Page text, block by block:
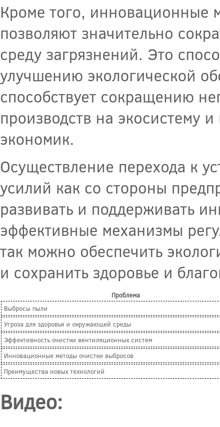
Кроме того, инновационные
позволяют значительно
среду загрязнений. Это
улучшению экологической
способствует сокращению
производств на экосистему
экономик.
Осуществление перехода к
усилий как со стороны
развивать и поддерживать
эффективные механизмы
так можно обеспечить
и сохранить здоровье и
Проблема
Выбросы пыли
Угроза для здоровья и окружающей среды
Эффективность очистки вентиляционных систем
Инновационные методы очистки выбросов
Преимущества новых технологий
Видео: